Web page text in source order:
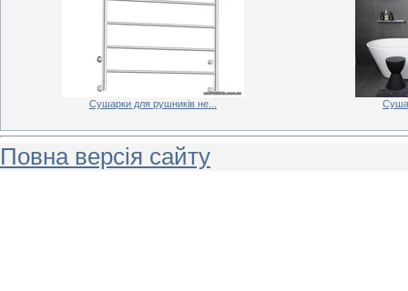
Сушарки для рушників не...
Повна версія сайту